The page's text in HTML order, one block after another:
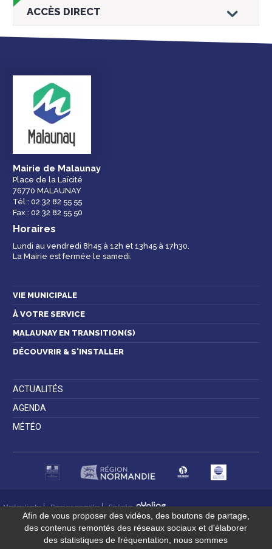
ACCÈS DIRECT
Droits et
démarches
Espace famille
Mairie de Malaunay
Place de la Laïcité
76770 MALAUNAY
Tél : 02 32 82 55 55
Fax : 02 32 82 55 50
Horaires
Lundi au vendredi 8h45 à 12h et 13h45 à 17h30.
La Mairie est fermée le samedi.
VIE MUNICIPALE
À VOTRE SERVICE
MALAUNAY EN TRANSITION(S)
DÉCOUVRIR & S'INSTALLER
ACTUALITÉS
AGENDA
MÉTÉO
Mentions légales Données personnelles Réalisation
Afin de vous proposer des vidéos, des boutons de partage,
des contenus remontés des réseaux sociaux et d'élaborer
des statistiques de fréquentation, nous sommes